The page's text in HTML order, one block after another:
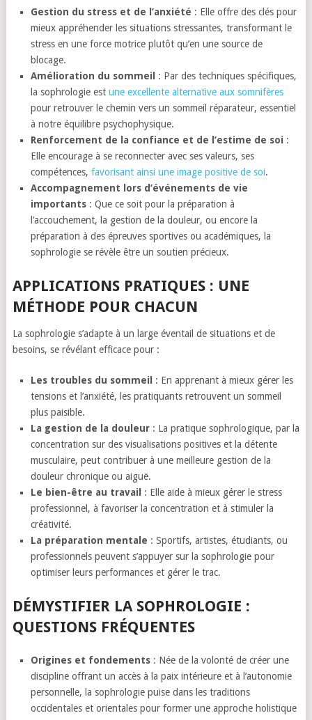
Gestion du stress et de l’anxiété : Elle offre des clés pour
mieux appréhender les situations stressantes, transformant le
stress en une force motrice plutôt qu’en une source de
blocage.
Amélioration du sommeil
: Par des techniques spécifiques,
la sophrologie estune excellente alternative aux somnifères
pour retrouver le chemin vers un sommeil réparateur, essentiel
à notre équilibre psychophysique.
Renforcement de la confiance et de l’estime de soi :
Elle encourage à se reconnecter avec ses valeurs, ses
compétences,favorisant ainsi une image positive de soi.
Accompagnement lors d’événements de vie
importants : Que ce soit pour la préparation à
l’accouchement, la gestion de la douleur, ou encore la
préparation à des épreuves sportives ou académiques, la
sophrologie se révèle être un soutien précieux.
APPLICATIONS PRATIQUES : UNE
MÉTHODE POUR CHACUN
La sophrologie s’adapte à un large éventail de situations et de
besoins, se révélant efficace pour :
Les troubles du sommeil
: En apprenant à mieux gérer les
tensions et l’anxiété, les pratiquants retrouvent un sommeil
plus paisible.
La gestion de la douleur : La pratique sophrologique, par la
concentration sur des visualisations positives et la détente
musculaire, peut contribuer à une meilleure gestion de la
douleur chronique ou aiguë.
Le bien-être au travail
: Elle aide à mieux gérer le stress
professionnel, à favoriser la concentration et à stimuler la
créativité.
La préparation mentale : Sportifs, artistes, étudiants, ou
professionnels peuvent s’appuyer sur la sophrologie pour
optimiser leurs performances et gérer le trac.
DÉMYSTIFIER LA SOPHROLOGIE :
QUESTIONS FRÉQUENTES
Origines et fondements : Née de la volonté de créer une
discipline offrant un accès à la paix intérieure et à l’autonomie
personnelle, la sophrologie puise dans les traditions
occidentales et orientales pour former une approche holistique